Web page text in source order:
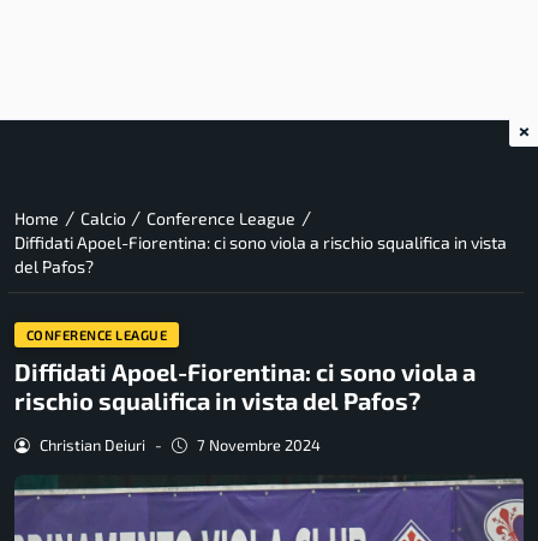
Home / Calcio / Conference League /
Diffidati Apoel-Fiorentina: ci sono viola a rischio squalifica in vista
del Pafos?
CONFERENCE LEAGUE
Diffidati Apoel-Fiorentina: ci sono viola a
rischio squalifica in vista del Pafos?
Christian Deiuri - 7 Novembre 2024
×